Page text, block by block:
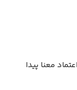
معنا پیدا